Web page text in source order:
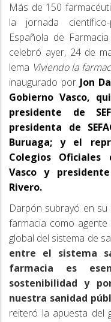
Más de 150
la jornada
Española de
celebró ayer, 24 de
lema Viviendo la
inaugurado por Jon
Gobierno Vasco,
presidente de
presidenta de
Buruaga; y el
Colegios Oficiales
Vasco y
Rivero.
Darpón subrayó en
farmacia como agente
global del sistema de
entre el sistema
farmacia es
sostenibilidad y
nuestra sanidad
reiteró la apuesta del